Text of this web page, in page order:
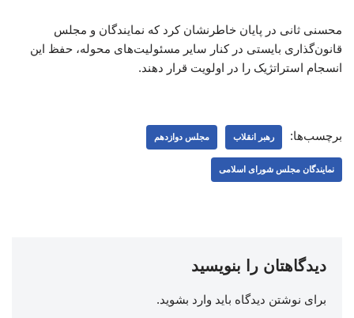
محسنی ثانی در پایان خاطرنشان کرد که نمایندگان و مجلس
قانون‌گذاری بایستی در کنار سایر مسئولیت‌های محوله، حفظ این
انسجام استراتژیک را در اولویت قرار دهند.
برچسب‌ها: رهبر انقلاب مجلس دوازدهم
نمایندگان مجلس شورای اسلامی
دیدگاهتان را بنویسید
برای نوشتن دیدگاه باید وارد بشوید.